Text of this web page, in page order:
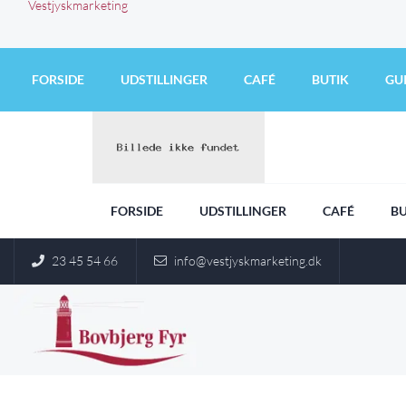
FORSIDE UDSTILLINGER CAFÉ BUTIK
FORSIDE UDSTILLINGER CAFÉ
 23 45 54 66 info@vestjyskmarketing.dk